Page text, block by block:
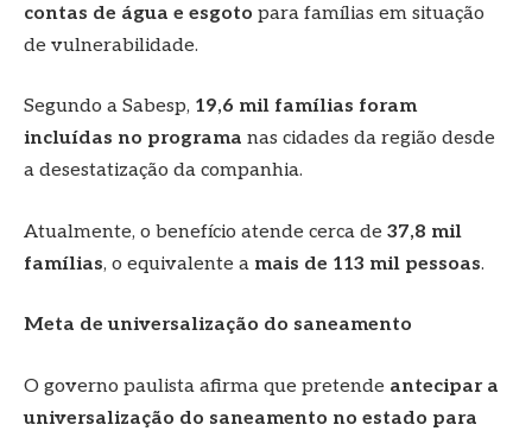
contas de água e esgoto para famílias em situação
de vulnerabilidade.
Segundo a Sabesp, 19,6 mil famílias foram
incluídas no programa nas cidades da região desde
a desestatização da companhia.
Atualmente, o benefício atende cerca de 37,8 mil
famílias, o equivalente a mais de 113 mil pessoas.
Meta de universalização do saneamento
O governo paulista afirma que pretende antecipar a
universalização do saneamento no estado para